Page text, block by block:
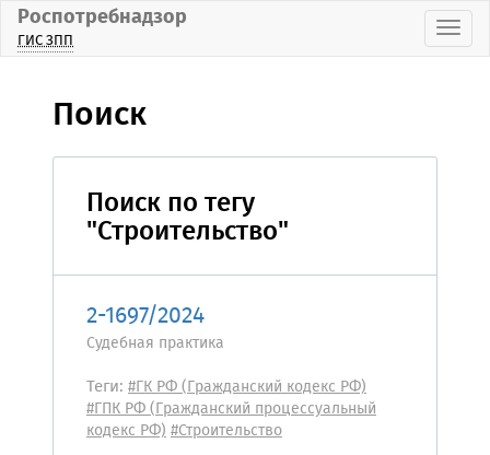
Роспотребнадзор
ГИС ЗПП
Поиск
Поиск по тегу
"Строительство"
2-1697/2024
Судебная практика
Теги: #ГК РФ (Гражданский кодекс РФ)
#ГПК РФ (Гражданский процессуальный
кодекс РФ)#Строительство